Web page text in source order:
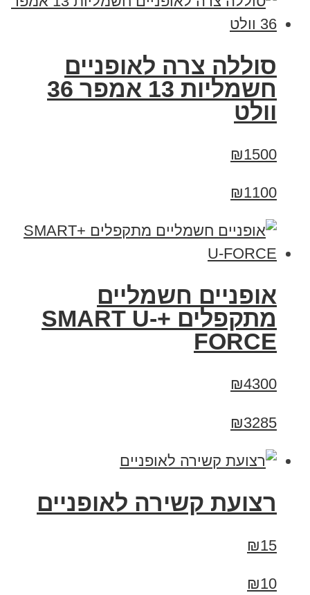
סוללה צרה לאופניים
חשמליות 13 אמפר 36
וולט
₪1500
₪1100
אופניים חשמליים
מתקפלים +SMART U-
FORCE
₪4300
₪3285
רצועת קשירה לאופניים
₪15
₪10